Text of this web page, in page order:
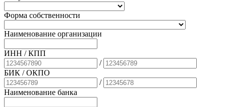
Форма собственности
Наименование организации
ИНН / КПП
/
БИК / ОКПО
/
Наименование банка